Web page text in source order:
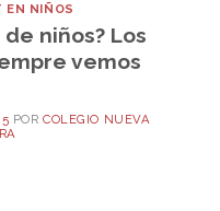
EN NIÑOS
niños? Los
vemos
PORCOLEGIO NUEVA